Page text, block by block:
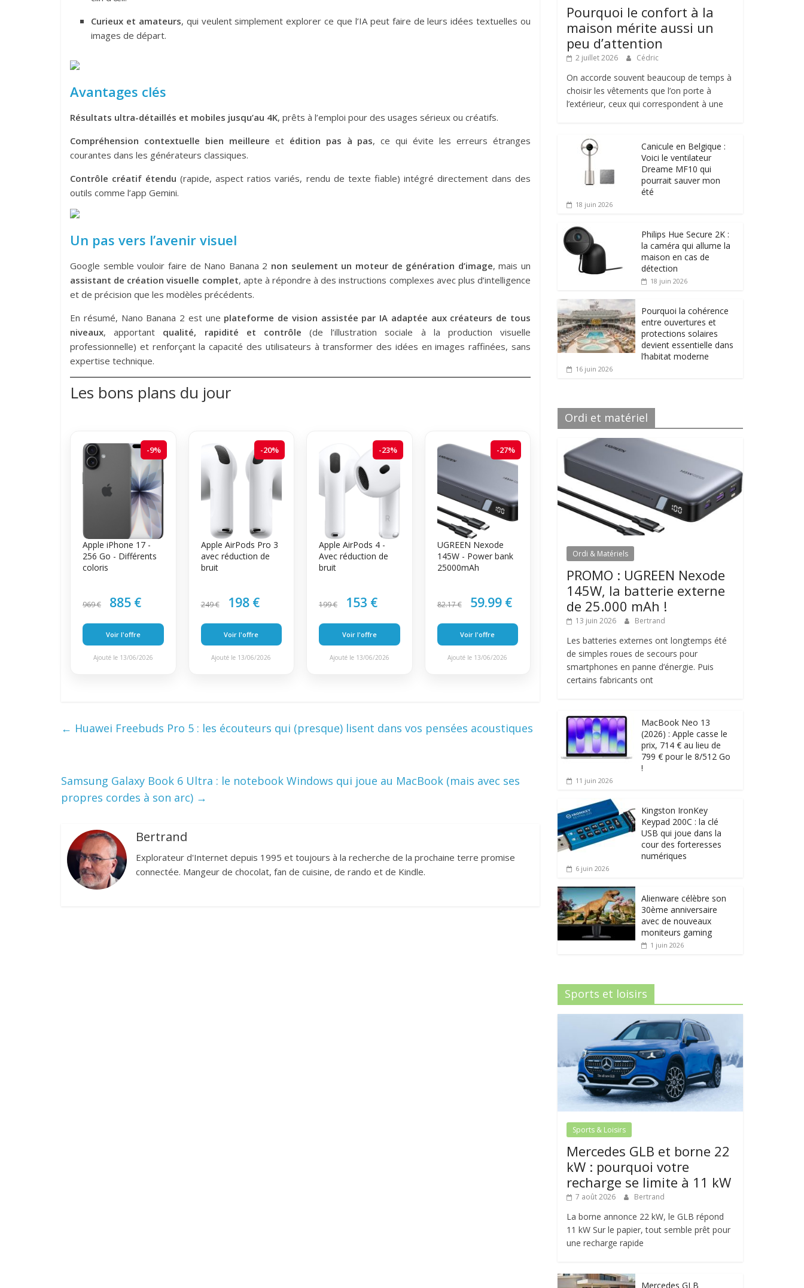
Curieux et amateurs, qui veulent simplement explorer ce que l’IA peut faire de leurs idées textuelles ou
images de départ.
Avantages clés
Résultats ultra-détaillés et mobiles jusqu’au 4K, prêts à l’emploi pour des usages sérieux ou créatifs.
Compréhension contextuelle bien meilleure et édition pas à pas, ce qui évite les erreurs étranges
courantes dans les générateurs classiques.
Contrôle créatif étendu (rapide, aspect ratios variés, rendu de texte fiable) intégré directement dans des
outils comme l’app Gemini.
Un pas vers l’avenir visuel
Google semble vouloir faire de Nano Banana 2 non seulement un moteur de génération d’image, mais un
assistant de création visuelle complet, apte à répondre à des instructions complexes avec plus d’intelligence
et de précision que les modèles précédents.
En résumé, Nano Banana 2 est une plateforme de vision assistée par IA adaptée aux créateurs de tous
niveaux, apportant qualité, rapidité et contrôle (de l’illustration sociale à la production visuelle
professionnelle) et renforçant la capacité des utilisateurs à transformer des idées en images raffinées, sans
expertise technique.
Les bons plans du jour
-9%
Apple iPhone 17 -
256 Go - Différents
coloris
969 € 885 €
Voir l'offre
Ajouté le 13/06/2026
-20%
Apple AirPods Pro 3
avec réduction de
bruit
249 € 198 €
Voir l'offre
Ajouté le 13/06/2026
-23%
Apple AirPods 4 -
Avec réduction de
bruit
199 € 153 €
Voir l'offre
Ajouté le 13/06/2026
-27%
UGREEN Nexode
145W - Power bank
25000mAh
82.17 € 59.99 €
Voir l'offre
Ajouté le 13/06/2026
← Huawei Freebuds Pro 5 : les écouteurs qui (presque) lisent dans vos pensées acoustiques
Samsung Galaxy Book 6 Ultra : le notebook Windows qui joue au MacBook (mais avec ses
propres cordes à son arc) →
Bertrand
Explorateur d'Internet depuis 1995 et toujours à la recherche de la prochaine terre promise
connectée. Mangeur de chocolat, fan de cuisine, de rando et de Kindle.
Pourquoi le confort à la
maison mérite aussi un
peu d’attention
2 juillet 2026 Cédric
On accorde souvent beaucoup de temps à
choisir les vêtements que l’on porte à
l’extérieur, ceux qui correspondent à une
Canicule en Belgique :
Voici le ventilateur
Dreame MF10 qui
pourrait sauver mon
été
18 juin 2026
Philips Hue Secure 2K :
la caméra qui allume la
maison en cas de
détection
18 juin 2026
Pourquoi la cohérence
entre ouvertures et
protections solaires
devient essentielle dans
l’habitat moderne
16 juin 2026
Ordi et matériel
Ordi & Matériels
PROMO : UGREEN Nexode
145W, la batterie externe
de 25.000 mAh !
13 juin 2026 Bertrand
Les batteries externes ont longtemps été
de simples roues de secours pour
smartphones en panne d’énergie. Puis
certains fabricants ont
MacBook Neo 13
(2026) : Apple casse le
prix, 714 € au lieu de
799 € pour le 8/512 Go
!
11 juin 2026
Kingston IronKey
Keypad 200C : la clé
USB qui joue dans la
cour des forteresses
numériques
6 juin 2026
Alienware célèbre son
30ème anniversaire
avec de nouveaux
moniteurs gaming
1 juin 2026
Sports et loisirs
Sports & Loisirs
Mercedes GLB et borne 22
kW : pourquoi votre
recharge se limite à 11 kW
7 août 2026 Bertrand
La borne annonce 22 kW, le GLB répond
11 kW Sur le papier, tout semble prêt pour
une recharge rapide
Mercedes GLB